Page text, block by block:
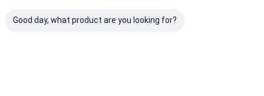
Good day, what product are you looking for?